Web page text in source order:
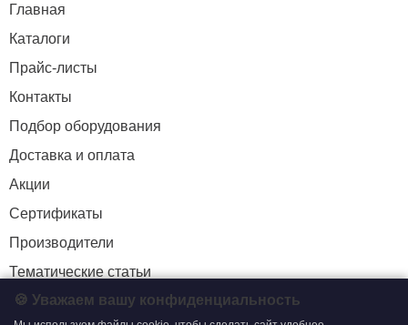
Главная
Каталоги
Прайс-листы
Контакты
Подбор оборудования
Доставка и оплата
Акции
Сертификаты
Производители
Тематические статьи
🍪 Уважаем вашу конфиденциальность